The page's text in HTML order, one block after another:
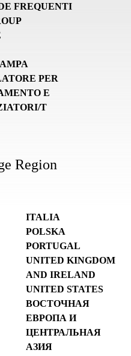
FREQUENTI
PER
E
T
Region
ITALIA
POLSKA
PORTUGAL
UNITED KINGDOM
AND IRELAND
UNITED STATES
ВОСТОЧНАЯ
ЕВРОПА И
ЦЕНТРАЛЬНАЯ
АЗИЯ